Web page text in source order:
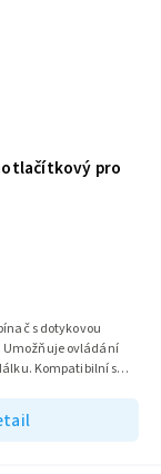
pro
s dotykovou
Umožňuje ovládání
Kompatibilní s